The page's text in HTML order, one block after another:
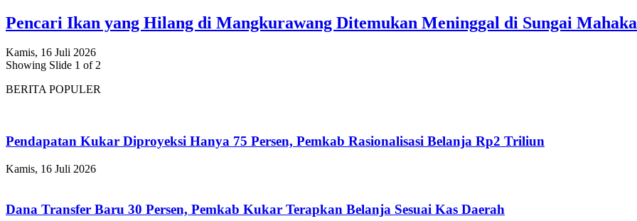
Pencari Ikan yang Hilang di Mangkurawang Ditemukan Meninggal di Sungai
Kamis, 16 Juli 2026
Showing Slide 1 of 2
BERITA POPULER
Pendapatan Kukar Diproyeksi Hanya 75 Persen, Pemkab Rasionalisasi Belanja Rp2 Triliun
Kamis, 16 Juli 2026
Dana Transfer Baru 30 Persen, Pemkab Kukar Terapkan Belanja Sesuai Kas Daerah